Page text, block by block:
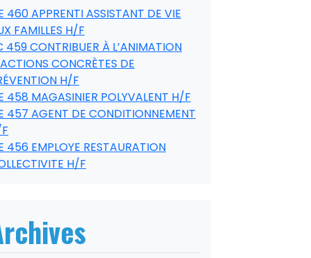
460 APPRENTI ASSISTANT DE VIE
FAMILLES H/F
459 CONTRIBUER À L’ANIMATION
CONCRÈTES DE
H/F
458 MAGASINIER POLYVALENT H/F
457 AGENT DE CONDITIONNEMENT
456 EMPLOYE RESTAURATION
H/F